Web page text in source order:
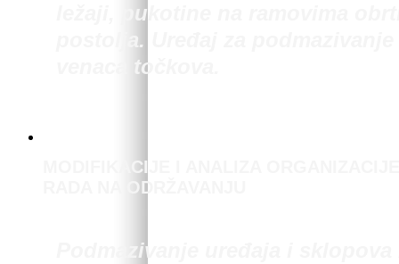
ležaji, pukotine na ramovima
postolja. Uređaj za podmazivanje
venaca točkova.
MODIFIKACIJE I ANALIZA ORGANIZACIJE
RADA NA ODRŽAVANJU
Podmazivanje uređaja i sklopova